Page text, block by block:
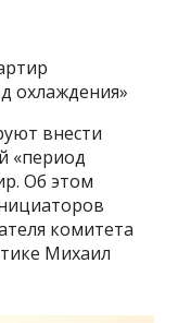
охлаждения»
внести
«период
Об этом
комитета
Михаил